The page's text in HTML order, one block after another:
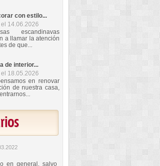
con estilo...
14.06.2026
escandinavas
a llamar la atención
de que...
de interior...
18.05.2026
en renovar
de nuestra casa,
en general, salvo